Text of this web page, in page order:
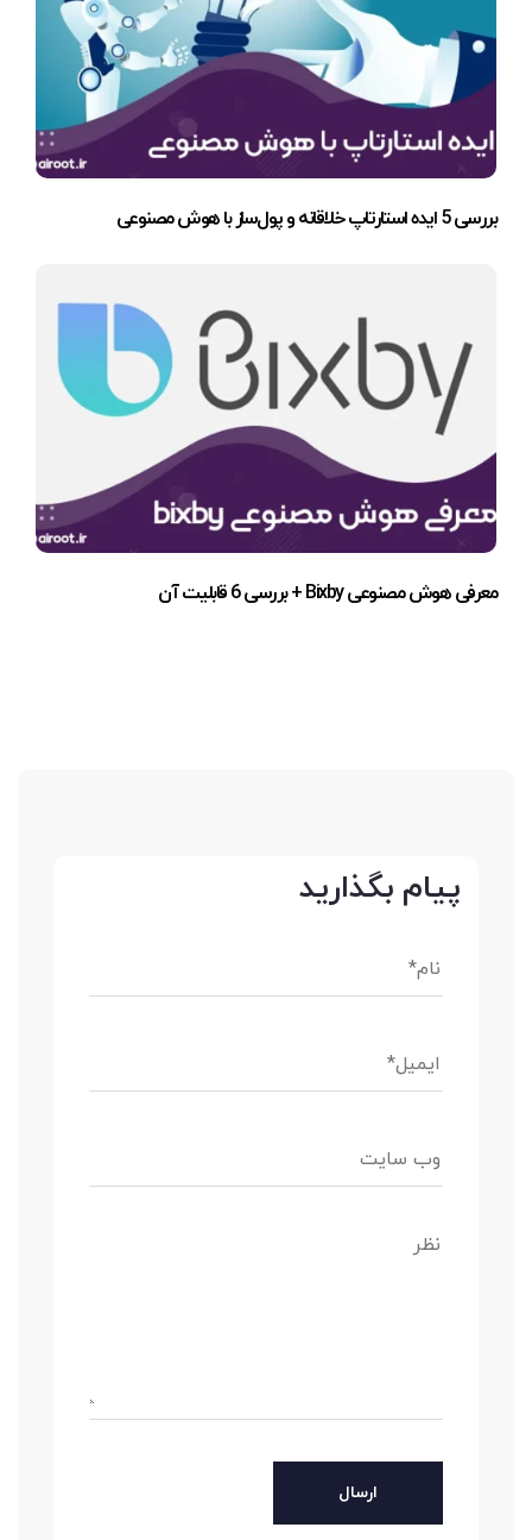
بررسی 5 ایده استارتاپ خلاقانه و پول‌ساز با هوش مصنوعی
معرفی هوش مصنوعی Bixby + بررسی 6 قابلیت آن
پیام بگذارید